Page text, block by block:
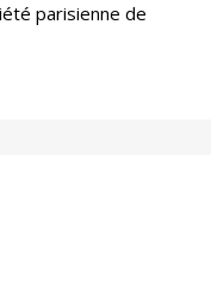
parisienne de